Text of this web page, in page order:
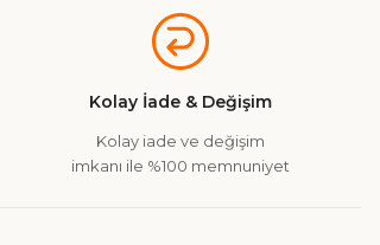
Kolay İade & Değişim
Kolay iade ve değişim
imkanı ile %100 memnuniyet